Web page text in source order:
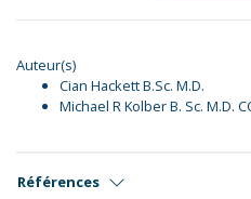
Auteur(s)
Cian Hackett B.Sc. M.D.
Michael R Kolber B. Sc. M.D.
Références